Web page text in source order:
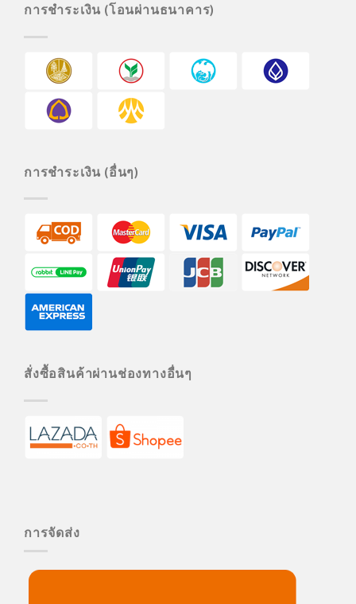
การชำระเงิน (โอนผ่านธนาคาร)
การชำระเงิน (อื่นๆ)
สั่งซื้อสินค้าผ่านช่องทางอื่นๆ
การจัดส่ง